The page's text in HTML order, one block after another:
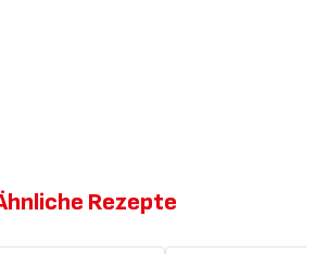
Rezepte